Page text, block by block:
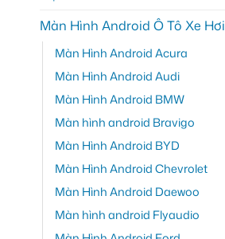
Màn Hình Android Ô Tô Xe Hơi
Màn Hình Android Acura
Màn Hình Android Audi
Màn Hình Android BMW
Màn hình android Bravigo
Màn Hình Android BYD
Màn Hình Android Chevrolet
Màn Hình Android Daewoo
Màn hình android Flyaudio